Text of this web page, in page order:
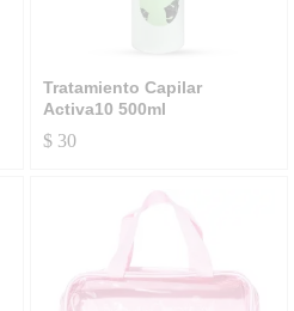
Tratamiento Capilar
Activa10 500ml
$30